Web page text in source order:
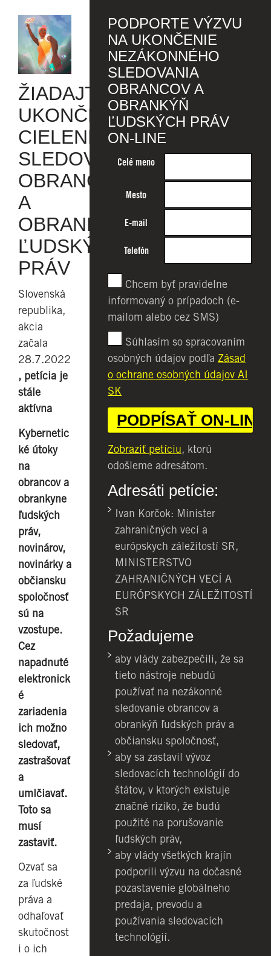
ŽIADAJTE
UKONČENIE
CIELENÉHO
SLEDOVANIA
OBRANCOV
A
OBRANKÝŇ
ĽUDSKÝCH
PRÁV
Slovenská
republika,
akcia
začala
28.7.2022
, petícia je
stále
aktívna
Kybernetic
ké útoky
na
obrancov a
obrankyne
ľudských
práv,
novinárov,
novinárky a
občiansku
spoločnosť
sú na
vzostupe.
Cez
napadnuté
elektronick
é
zariadenia
ich možno
sledovať,
zastrašovať
a
umlčiavať.
Toto sa
musí
zastaviť.
Ozvať sa
za ľudské
práva a
odhaľovať
skutočnost
i o ich
PODPORTE VÝZVU
NA UKONČENIE
NEZÁKONNÉHO
SLEDOVANIA
OBRANCOV A
OBRANKÝŇ
ĽUDSKÝCH PRÁV
ON-LINE
Celé meno
Mesto
E-mail
Telefón
Chcem byť pravidelne
informovaný o prípadoch (e-
mailom alebo cez SMS)
Súhlasím so spracovaním
osobných údajov podľa Zásad
o ochrane osobných údajov AI
SK
Zobraziť petíciu, ktorú
odošleme adresátom.
Adresáti petície:
Ivan Korčok: Minister
zahraničných vecí a
európskych záležitostí SR,
MINISTERSTVO
ZAHRANIČNÝCH VECÍ A
EURÓPSKYCH ZÁLEŽITOSTÍ
SR
Požadujeme
aby vlády zabezpečili, že sa
tieto nástroje nebudú
používať na nezákonné
sledovanie obrancov a
obrankýň ľudských práv a
občiansku spoločnosť,
aby sa zastavil vývoz
sledovacích technológií do
štátov, v ktorých existuje
značné riziko, že budú
použité na porušovanie
ľudských práv,
aby vlády všetkých krajín
podporili výzvu na dočasné
pozastavenie globálneho
predaja, prevodu a
používania sledovacích
technológií.